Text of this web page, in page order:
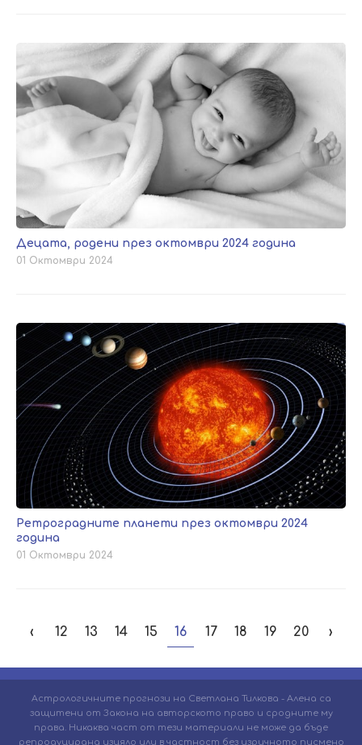
Децата, родени през октомври 2024 година
01 Октомври 2024
Ретроградните планети през октомври 2024
година
01 Октомври 2024
‹ 12 13 14 15 16 17 18 19 20 ›
Астрологичните прогнози на Светлана Тилкова - Алена са
защитени от Закона на авторското право и сродните му
права. Никаква част от тези материали не може да бъде
репродуцирана изцяло или в частност без изричното писмено